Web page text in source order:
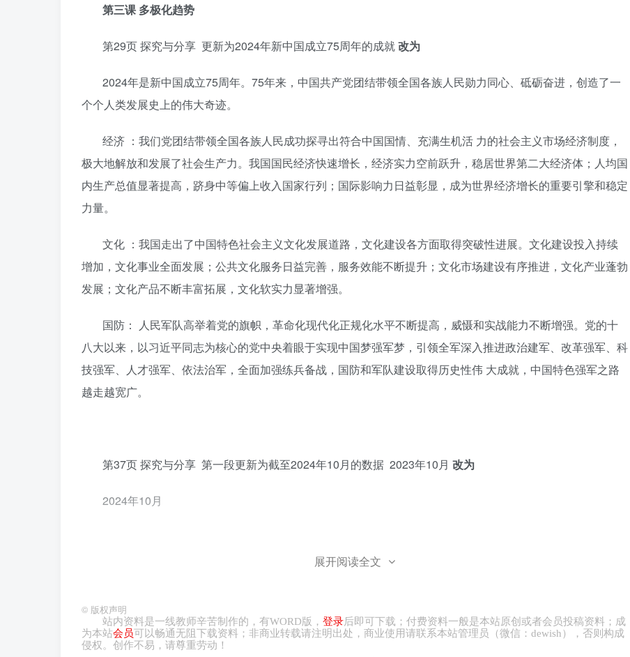
第三课 多极化趋势
第29页 探究与分享 更新为2024年新中国成立75周年的成就改为
2024年是新中国成立75周年。75年来，中国共产党团结带领全国各族人民勋力同心、砥砺奋进，创造了一
个个人类发展史上的伟大奇迹。
经济 ：我们党团结带领全国各族人民成功探寻出符合中国国情、充满生机活 力的社会主义市场经济制度，
极大地解放和发展了社会生产力。我国国民经济快速增长，经济实力空前跃升，稳居世界第二大经济体；人均国
内生产总值显著提高，跻身中等偏上收入国家行列；国际影响力日益彰显，成为世界经济增长的重要引擎和稳定
力量。
文化 ：我国走出了中国特色社会主义文化发展道路，文化建设各方面取得突破性进展。文化建设投入持续
增加，文化事业全面发展；公共文化服务日益完善，服务效能不断提升；文化市场建设有序推进，文化产业蓬勃
发展；文化产品不断丰富拓展，文化软实力显著增强。
国防： 人民军队高举着党的旗帜，革命化现代化正规化水平不断提高，威慑和实战能力不断增强。党的十
八大以来，以习近平同志为核心的党中央着眼于实现中国梦强军梦，引领全军深入推进政治建军、改革强军、科
技强军、人才强军、依法治军，全面加强练兵备战，国防和军队建设取得历史性伟 大成就，中国特色强军之路
越走越宽广。
第37页 探究与分享 第一段更新为截至2024年10月的数据 2023年10月 改为
2024年10月
材料二 非政府组织研究机构经济与和平研究所2025年发表的《全球恐怖主义指数报告》指出， 2024年是自
2018年以来受恐怖主义影响的国家最多的一年，全球至少经历过一次恐怖事件的国家达到66个。
展开阅读全文
© 版权声明
站内资料是一线教师辛苦制作的，有WORD版， 登录后即可下载；付费资料一般是本站原创或者会员投稿资料；成
为本站会员可以畅通无阻下载资料；非商业转载请注明出处，商业使用请联系本站管理员（微信： dewish ），否则构成
侵权。创作不易，请尊重劳动！